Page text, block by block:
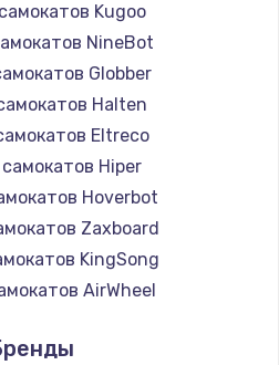
Kugoo
NineBot
Globber
Halten
Eltreco
Hiper
Hoverbot
Zaxboard
KingSong
AirWheel
Hunter